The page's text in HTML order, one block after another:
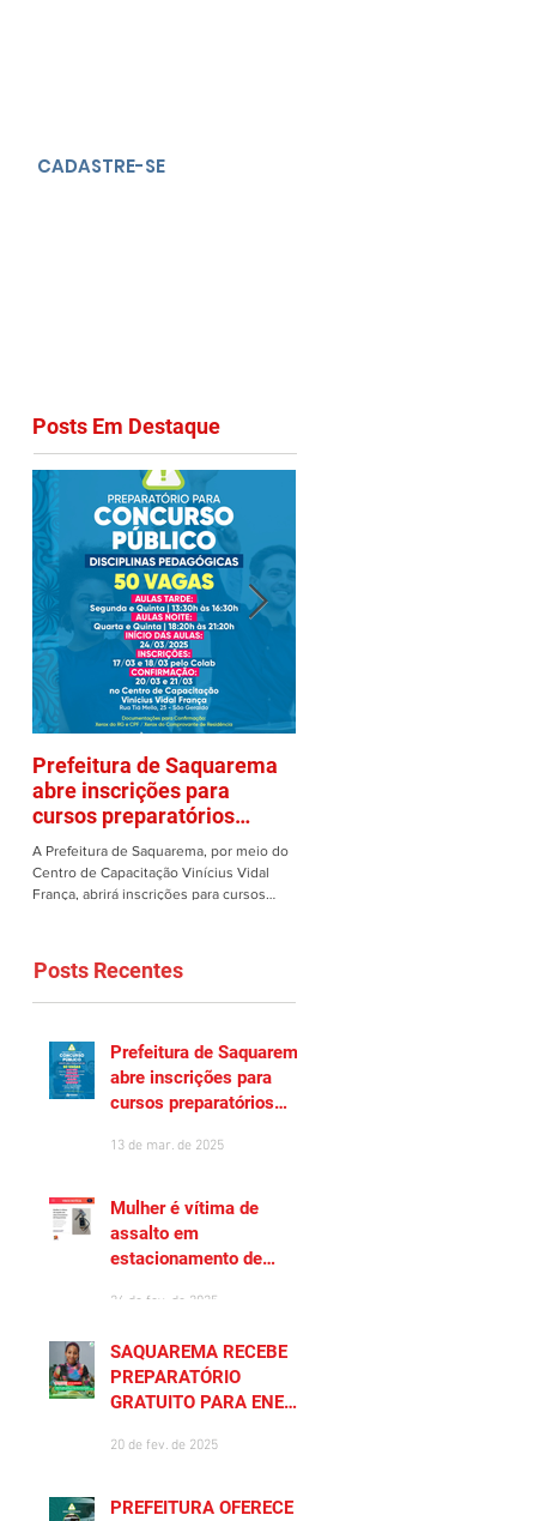
CADASTRE-SE
Posts Em Destaque
Prefeitura de Saquarema
abre inscrições para
cursos preparatórios
gratuitos
A Prefeitura de Saquarema, por meio do
Centro de Capacitação Vinícius Vidal
França, abrirá inscrições para cursos
Posts Recentes
Prefeitura de Saquarema
abre inscrições para
cursos preparatórios
13 de mar. de 2025
Mulher é vítima de
assalto em
estacionamento de
26 de fev. de 2025
SAQUAREMA RECEBE
PREPARATÓRIO
GRATUITO PARA ENEM
20 de fev. de 2025
PREFEITURA OFERECE